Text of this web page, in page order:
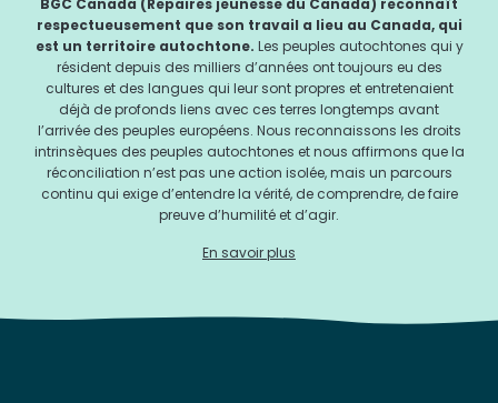
BGC Canada (Repaires jeunesse du Canada) reconnaît
respectueusement que son travail a lieu au Canada, qui
est un territoire autochtone. Les peuples autochtones qui y
résident depuis des milliers d’années ont toujours eu des
cultures et des langues qui leur sont propres et entretenaient
déjà de profonds liens avec ces terres longtemps avant
l’arrivée des peuples européens. Nous reconnaissons les droits
intrinsèques des peuples autochtones et nous affirmons que la
réconciliation n’est pas une action isolée, mais un parcours
continu qui exige d’entendre la vérité, de comprendre, de faire
preuve d’humilité et d’agir.
En savoir plus